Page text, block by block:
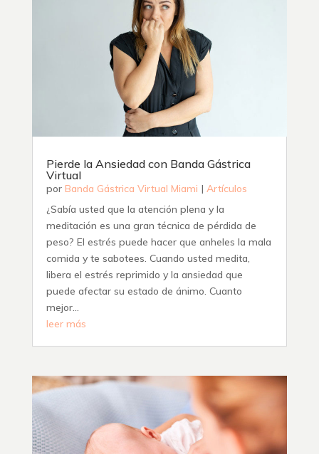
Pierde la Ansiedad con Banda Gástrica
Virtual
por Banda Gástrica Virtual Miami | Artículos
¿Sabía usted que la atención plena y la
meditación es una gran técnica de pérdida de
peso? El estrés puede hacer que anheles la mala
comida y te sabotees. Cuando usted medita,
libera el estrés reprimido y la ansiedad que
puede afectar su estado de ánimo. Cuanto
mejor...
leer más